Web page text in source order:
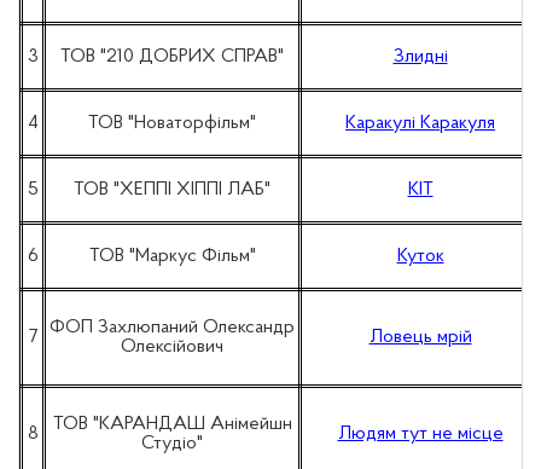
3 ТОВ "210 ДОБРИХ СПРАВ" Злидні
4 ТОВ "Новаторфільм" Каракулі Каракуля
5 ТОВ "ХЕППІ ХІППІ ЛАБ" КІТ
6 ТОВ "Маркус Фільм" Куток
7
ФОП Захлюпаний Олександр
Олексійович
Ловець мрій
8
ТОВ "КАРАНДАШ Анімейшн
Студіо"
Людям тут не місце